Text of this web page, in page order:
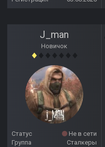
J_man
Новичок
Статус
Не в сети
Группа
Сталкеры